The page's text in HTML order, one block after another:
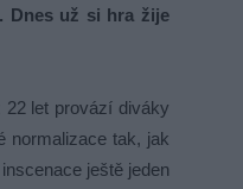
Dnes už si hra žije
let provází diváky
normalizace tak, jak
ještě jeden